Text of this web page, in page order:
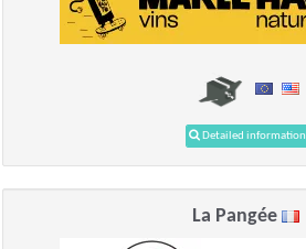
Detailed information
La Pangée